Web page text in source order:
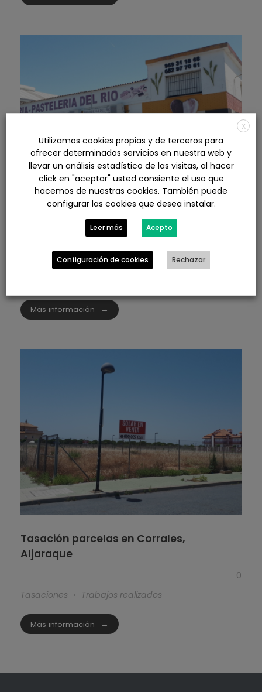
Certificado descriptivo y gráfico de
nave en Punta Umbría
Más información
Tasación parcelas en Corrales,
Aljaraque
0
Tasaciones
Trabajos realizados
Más información
X
Utilizamos cookies propias y de terceros para
ofrecer determinados servicios en nuestra web y
llevar un análisis estadístico de las visitas, al hacer
click en "aceptar" usted consiente el uso que
hacemos de nuestras cookies. También puede
configurar las cookies que desea instalar.
Leer más Acepto
Configuración de cookies Rechazar